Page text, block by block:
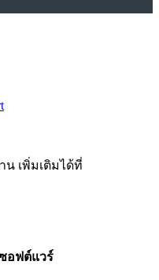
น เพิ่มเติมได้ที่
อฟต์แวร์